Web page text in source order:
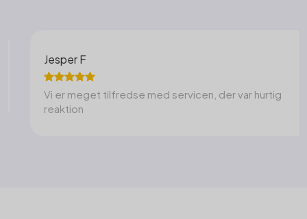
Jesper F
Vi er meget tilfredse med servicen, der var hurtig
reaktion